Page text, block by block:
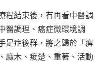
程結束後，有再看中醫調
醫調理、癌症微環境調
足症後群，將之歸於「痹
麻木、痠楚、重著、活動